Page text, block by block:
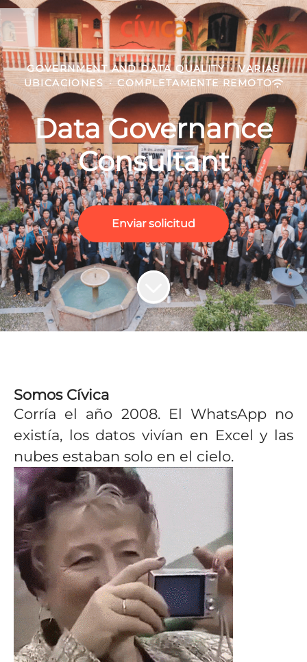
MENÚ DE EMPLEO
GOVERNMENT AND DATA QUALITY · VARIAS
UBICACIONES · COMPLETAMENTE REMOTO
Data Governance
Consultant
Enviar solicitud
Somos Cívica
Corría el año 2008. El WhatsApp no
existía, los datos vivían en Excel y las
nubes estaban solo en el cielo.